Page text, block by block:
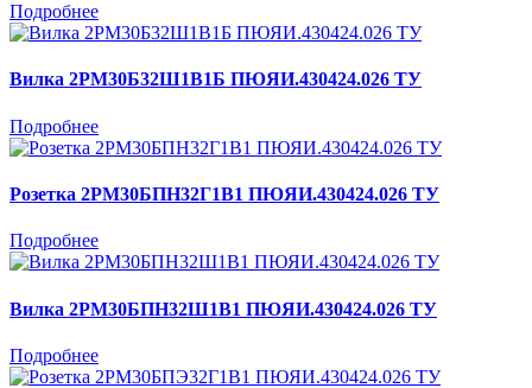
Подробнее
Вилка 2РМ30Б32Ш1В1Б ПЮЯИ.430424.026 ТУ
Подробнее
Розетка 2РМ30БПН32Г1В1 ПЮЯИ.430424.026 ТУ
Подробнее
Вилка 2РМ30БПН32Ш1В1 ПЮЯИ.430424.026 ТУ
Подробнее